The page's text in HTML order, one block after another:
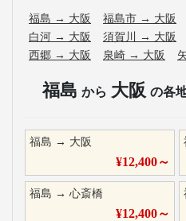
福島 → 大阪 福島市 → 大阪
白河 → 大阪 須賀川 → 大阪
西郷 → 大阪 泉崎 → 大阪
福島 から 大阪 の各
福島 → 大阪
¥12,400～
福島 → 心斎橋
¥12,400～